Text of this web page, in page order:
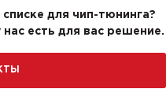
для чип-тюнинга?
есть для вас решение.